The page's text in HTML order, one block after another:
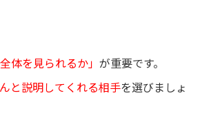
体を見られるか」 が重要です。
と説明してくれる相手を選びましょ